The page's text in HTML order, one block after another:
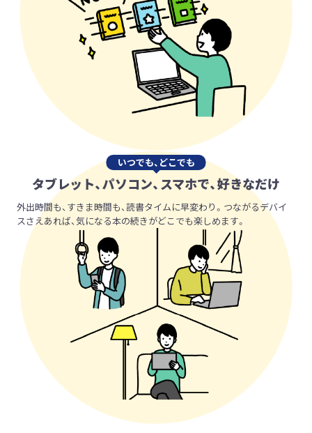
いつでも、どこでも
タブレット、パソコン、スマホで、好きなだけ
外出時間も、すきま時間も、読書タイムに早変わり。つながるデバイ
スさえあれば、気になる本の続きがどこでも楽しめます。